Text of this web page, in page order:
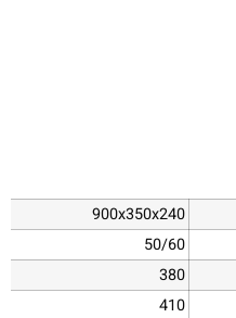
900x350x240
50/60
380
410